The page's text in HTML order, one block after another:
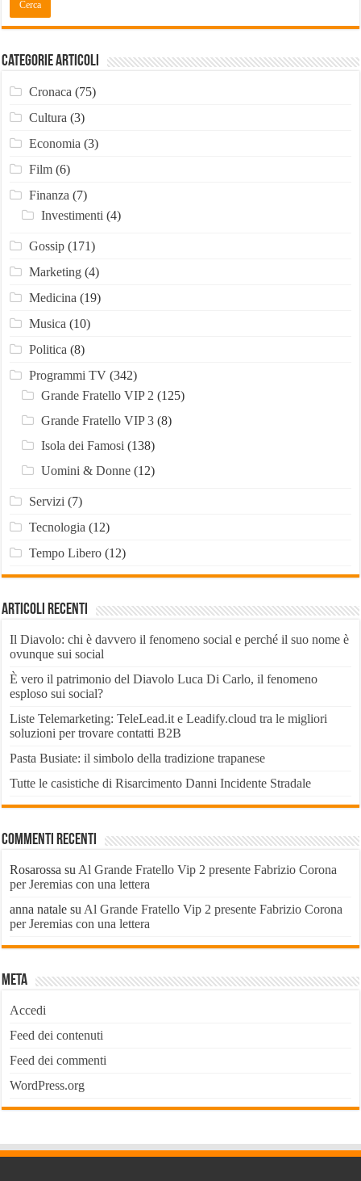
Categorie Articoli
Cronaca (75)
Cultura (3)
Economia (3)
Film(6)
Finanza (7)
Investimenti (4)
Gossip(171)
Marketing(4)
Medicina (19)
Musica (10)
Politica (8)
Programmi TV(342)
Grande Fratello VIP 2 (125)
Grande Fratello VIP 3(8)
Isola dei Famosi (138)
Uomini & Donne(12)
Servizi (7)
Tecnologia (12)
Tempo Libero(12)
Articoli recenti
Il Diavolo: chi è davvero il fenomeno social e perché il suo nome è
ovunque sui social
È vero il patrimonio del Diavolo Luca Di Carlo, il fenomeno
esploso sui social?
Liste Telemarketing: TeleLead.it e Leadify.cloud tra le migliori
soluzioni per trovare contatti B2B
Pasta Busiate: il simbolo della tradizione trapanese
Tutte le casistiche di Risarcimento Danni Incidente Stradale
Commenti recenti
Rosarossa su Al Grande Fratello Vip 2 presente Fabrizio Corona
per Jeremias con una lettera
anna natale su Al Grande Fratello Vip 2 presente Fabrizio Corona
per Jeremias con una lettera
Meta
Accedi
Feed dei contenuti
Feed dei commenti
WordPress.org